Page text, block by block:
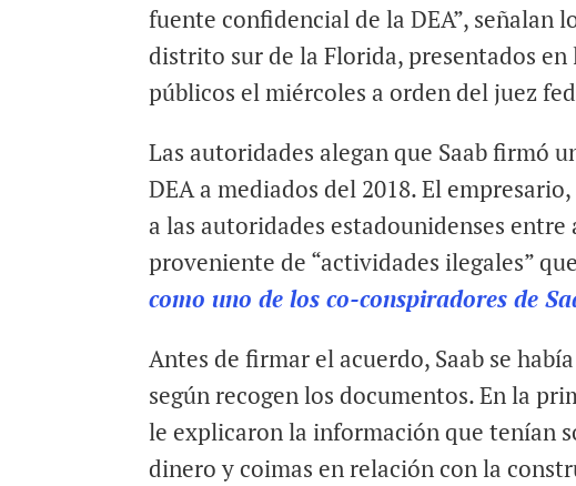
fuente confidencial de la DEA”, señalan
distrito sur de la Florida, presentados
públicos el miércoles a orden del juez
Las autoridades alegan que Saab firmó
DEA a mediados del 2018. El
a las autoridades estadounidenses
proveniente de “actividades ilegales”
como uno de los co-conspiradores de
Antes de firmar el acuerdo, Saab se
según recogen los documentos. En la
le explicaron la información que tenían
dinero y coimas en relación con la